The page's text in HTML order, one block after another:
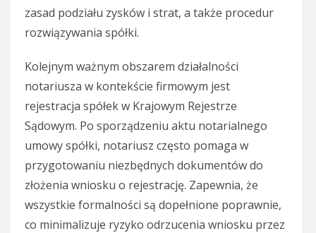
zasad podziału zysków i strat, a także procedur
rozwiązywania spółki.
Kolejnym ważnym obszarem działalności
notariusza w kontekście firmowym jest
rejestracja spółek w Krajowym Rejestrze
Sądowym. Po sporządzeniu aktu notarialnego
umowy spółki, notariusz często pomaga w
przygotowaniu niezbędnych dokumentów do
złożenia wniosku o rejestrację. Zapewnia, że
wszystkie formalności są dopełnione poprawnie,
co minimalizuje ryzyko odrzucenia wniosku przez